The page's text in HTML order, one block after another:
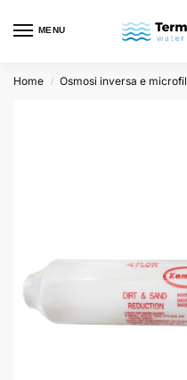
MENU
Home / Osmosi inversa e